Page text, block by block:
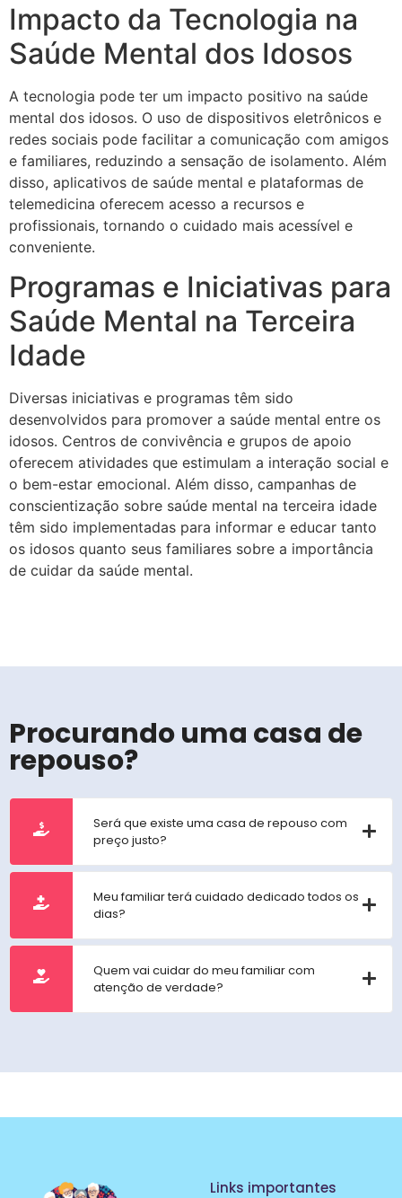
Impacto da Tecnologia na
Saúde Mental dos Idosos
A tecnologia pode ter um impacto positivo na saúde
mental dos idosos. O uso de dispositivos eletrônicos e
redes sociais pode facilitar a comunicação com amigos
e familiares, reduzindo a sensação de isolamento. Além
disso, aplicativos de saúde mental e plataformas de
telemedicina oferecem acesso a recursos e
profissionais, tornando o cuidado mais acessível e
conveniente.
Programas e Iniciativas para
Saúde Mental na Terceira
Idade
Diversas iniciativas e programas têm sido
desenvolvidos para promover a saúde mental entre os
idosos. Centros de convivência e grupos de apoio
oferecem atividades que estimulam a interação social e
o bem-estar emocional. Além disso, campanhas de
conscientização sobre saúde mental na terceira idade
têm sido implementadas para informar e educar tanto
os idosos quanto seus familiares sobre a importância
de cuidar da saúde mental.
Procurando uma casa de
repouso?
Será que existe uma casa de repouso com
preço justo?
Meu familiar terá cuidado dedicado todos os
dias?
Quem vai cuidar do meu familiar com
atenção de verdade?
Links importantes